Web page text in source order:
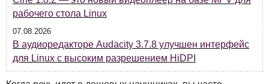
рабочего стола Linux
07.08.2026
В аудиоредакторе Audacity 3.7.8 улучшен интерфейс
для Linux с высоким разрешением HiDPI